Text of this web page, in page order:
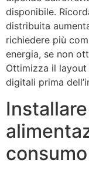
disponibile.
distribuita
richiedere più
energia, se non
Ottimizza il
digitali prima